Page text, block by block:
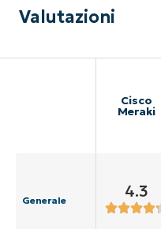
Valutazioni
Cisco
Meraki
Generale 4.3